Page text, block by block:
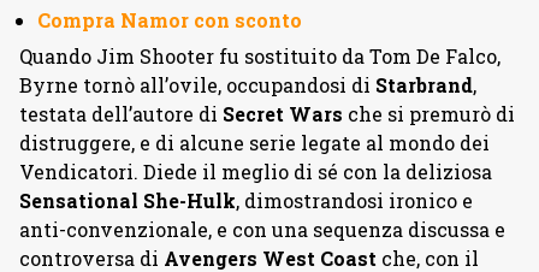
Compra Namor con sconto
Quando Jim Shooter fu sostituito da Tom De Falco,
Byrne tornò all’ovile, occupandosi di Starbrand,
testata dell’autore di Secret Wars che si premurò di
distruggere, e di alcune serie legate al mondo dei
Vendicatori. Diede il meglio di sé con la deliziosa
Sensational She-Hulk, dimostrandosi ironico e
anti-convenzionale, e con una sequenza discussa e
controversa di Avengers West Coast che, con il